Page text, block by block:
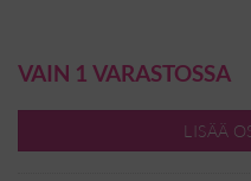
VAIN 1 VARASTOSSA
LISÄÄ